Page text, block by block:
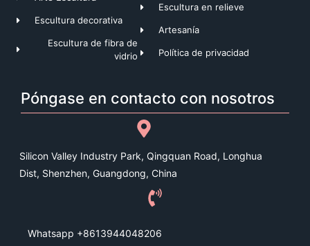
Escultura decorativa
Escultura de fibra de
vidrio
Escultura en relieve
Artesanía
Política de privacidad
Póngase en contacto con nosotros
Silicon Valley Industry Park, Qingquan Road, Longhua
Dist, Shenzhen, Guangdong, China
Whatsapp +8613944048206